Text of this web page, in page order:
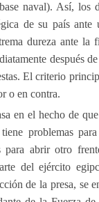
naval). Así, los
de su país
dureza ante la
después
El criterio
o en contra.
en el hecho de
problemas
para abrir otro
del ejército
de la presa, se